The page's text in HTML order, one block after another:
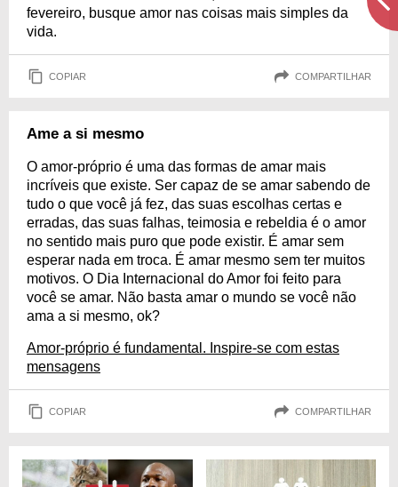
fevereiro, busque amor nas coisas mais simples da
vida.
COPIAR COMPARTILHAR
Ame a si mesmo
O amor-próprio é uma das formas de amar mais
incríveis que existe. Ser capaz de se amar sabendo de
tudo o que você já fez, das suas escolhas certas e
erradas, das suas falhas, teimosia e rebeldia é o amor
no sentido mais puro que pode existir. É amar sem
esperar nada em troca. É amar mesmo sem ter muitos
motivos. O Dia Internacional do Amor foi feito para
você se amar. Não basta amar o mundo se você não
ama a si mesmo, ok?
Amor-próprio é fundamental. Inspire-se com estas
mensagens
COPIAR COMPARTILHAR